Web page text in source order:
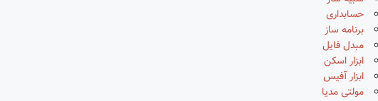
حسابداری
برنامه ساز
مبدل فایل
ابزار اسکن
ابزار آفیس
مولتی مدیا